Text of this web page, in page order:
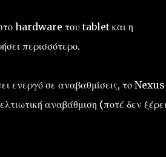
hardware του tablet και η
περισσότερο.
ενεργό σε αναβαθμίσεις, το Nexus
αναβάθμιση (ποτέ δεν